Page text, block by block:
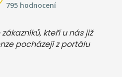
795 hodnocení
kteří u nás již
pocházejí z portálu